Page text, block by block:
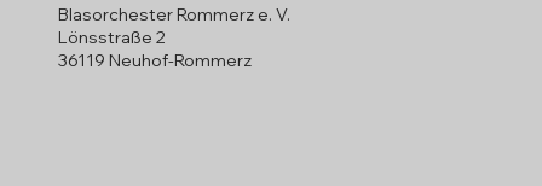
Blasorchester Rommerz e. V.
Lönsstraße 2
36119 Neuhof-Rommerz